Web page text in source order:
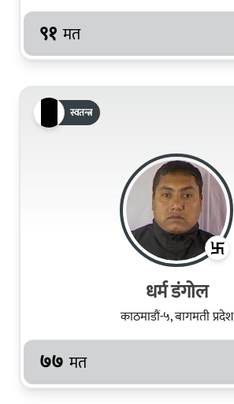
९१ मत
स्वतन्त्र
धर्म डंगोल
काठमाडौं-५, बागमती प्रदेश
७७ मत